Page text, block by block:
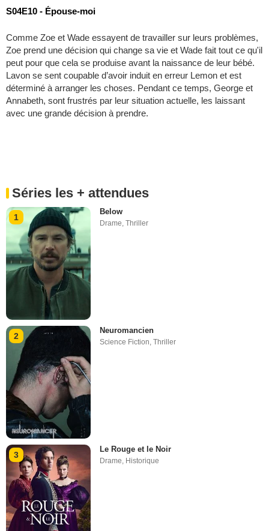
S04E10 - Épouse-moi
Comme Zoe et Wade essayent de travailler sur leurs problèmes,
Zoe prend une décision qui change sa vie et Wade fait tout ce qu'il
peut pour que cela se produise avant la naissance de leur bébé.
Lavon se sent coupable d’avoir induit en erreur Lemon et est
déterminé à arranger les choses. Pendant ce temps, George et
Annabeth, sont frustrés par leur situation actuelle, les laissant
avec une grande décision à prendre.
Séries les + attendues
1
Below
Drame ,Thriller
2
Neuromancien
Science Fiction,Thriller
3
Le Rouge et le Noir
Drame, Historique